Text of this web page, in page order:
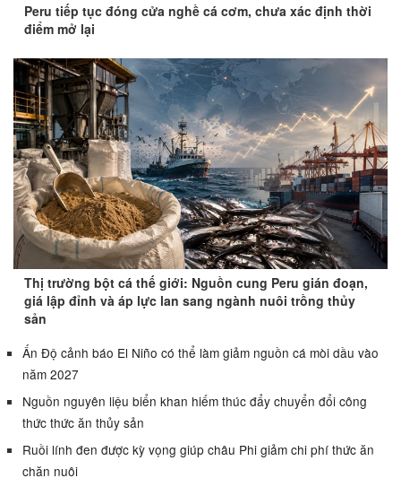
Peru tiếp tục đóng cửa nghề cá cơm, chưa xác định thời
điểm mở lại
Thị trường bột cá thế giới: Nguồn cung Peru gián đoạn,
giá lập đỉnh và áp lực lan sang ngành nuôi trồng thủy
sản
Ấn Độ cảnh báo El Niño có thể làm giảm nguồn cá mòi dầu vào
năm 2027
Nguồn nguyên liệu biển khan hiếm thúc đẩy chuyển đổi công
thức thức ăn thủy sản
Ruồi lính đen được kỳ vọng giúp châu Phi giảm chi phí thức ăn
chăn nuôi